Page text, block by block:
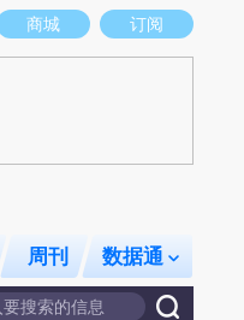
表财新观点和立场。推荐点击链接
商城 订阅
周刊 数据通